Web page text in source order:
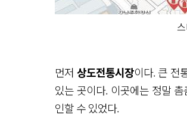
먼저 상도전통시장이다. 큰 전
있는 곳이다. 이곳에는 정말
인할 수 있었다.